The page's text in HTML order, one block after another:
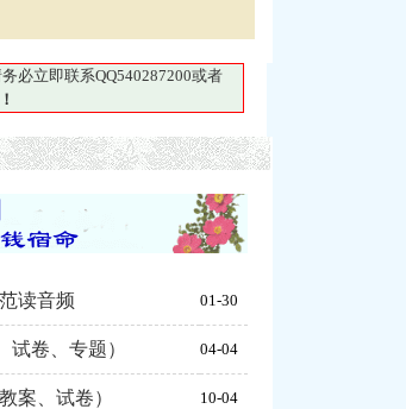
必立即联系QQ540287200或者
读音频 01-30
卷、专题） 04-04
案、试卷） 10-04